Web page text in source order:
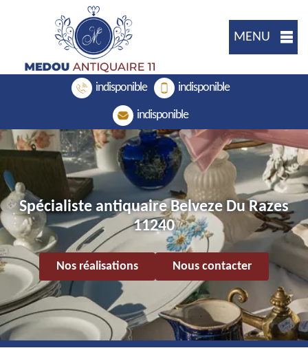
MENU
indisponible indisponible
indisponible
Spécialiste antiquaire Belveze Du Razes
11240
Nos réalisations Nous contacter